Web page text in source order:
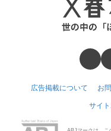
広告掲載について お
サイ